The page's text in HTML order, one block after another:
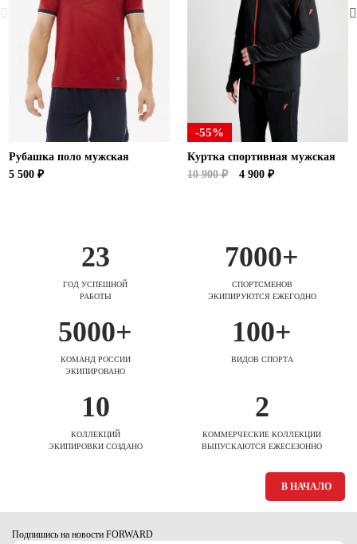
Рубашка поло мужская
5 500 ₽
-55%
Куртка спортивная мужская
10 900 ₽
4 900 ₽
23
ГОД УСПЕШНОЙ
РАБОТЫ
7000+
СПОРТСМЕНОВ
ЭКИПИРУЮТСЯ ЕЖЕГОДНО
5000+
КОМАНД РОССИИ
ЭКИПИРОВАНО
100+
ВИДОВ СПОРТА
10
КОЛЛЕКЦИЙ
ЭКИПИРОВКИ СОЗДАНО
2
КОММЕРЧЕСКИЕ КОЛЛЕКЦИИ
ВЫПУСКАЮТСЯ ЕЖЕСЕЗОННО
В НАЧАЛО
Подпишись на новости FORWARD